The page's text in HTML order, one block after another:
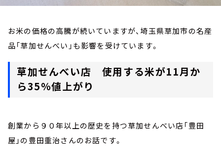
お米の価格の高騰が続いていますが、埼玉県草加市の名産
品「草加せんべい」も影響を受けています。
草加せんべい店 使用する米が11月か
ら35％値上がり
創業から９０年以上の歴史を持つ草加せんべい店「豊田
屋」の豊田重治さんのお話です。